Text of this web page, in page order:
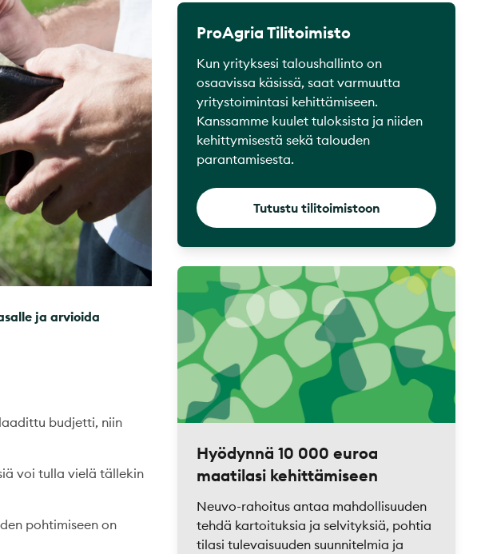
ja arvioida
budjetti, niin
voi tulla vielä tällekin
pohtimiseen on
ProAgria Tilitoimisto
Kun yrityksesi taloushallinto on
osaavissa käsissä, saat varmuutta
yritystoimintasi kehittämiseen.
Kanssamme kuulet tuloksista ja niiden
kehittymisestä sekä talouden
parantamisesta.
Tutustu tilitoimistoon
Hyödynnä 10 000 euroa
maatilasi kehittämiseen
Neuvo-rahoitus antaa mahdollisuuden
tehdä kartoituksia ja selvityksiä, pohtia
tilasi tulevaisuuden suunnitelmia ja